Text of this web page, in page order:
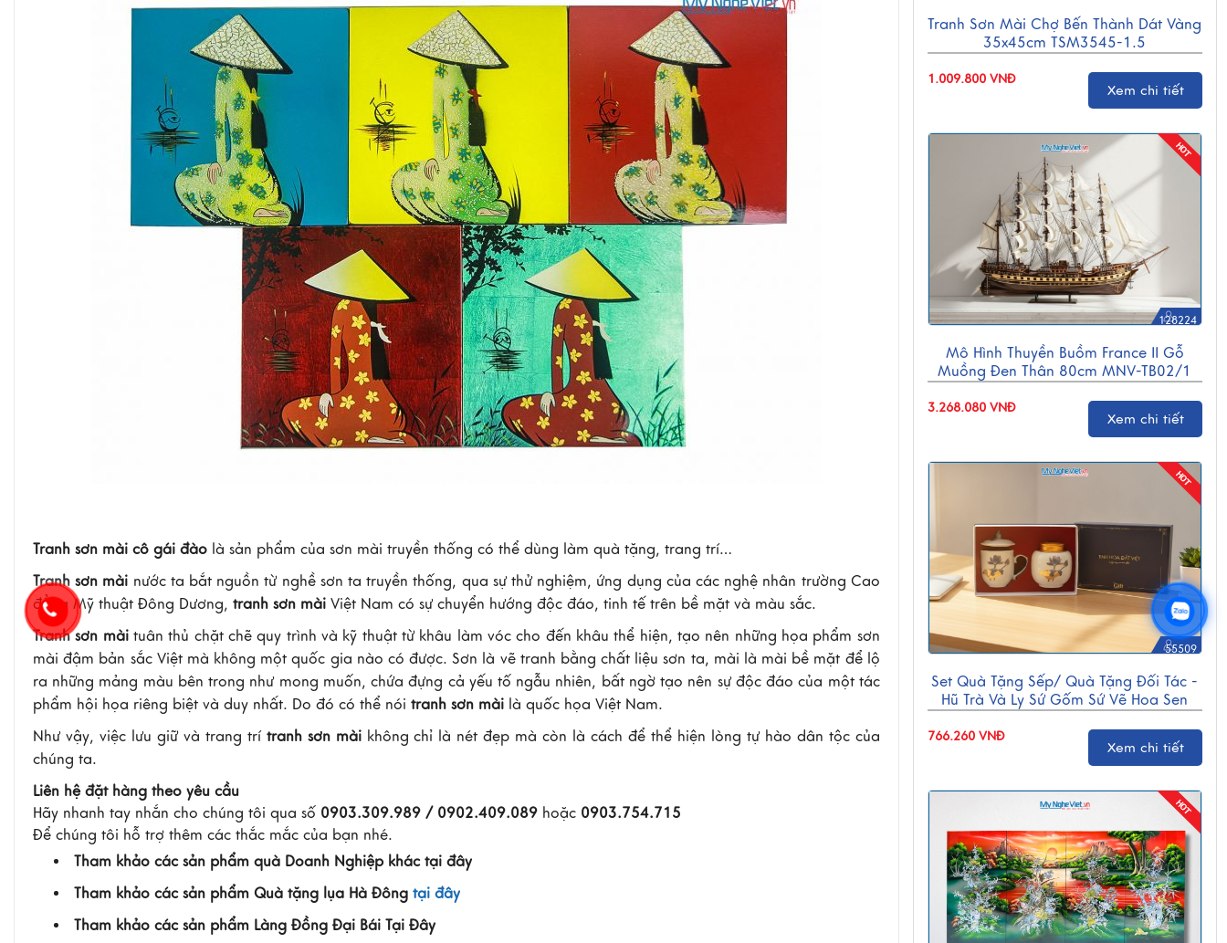
Tranh sơn mài cô gái đào là sản phẩm của sơn mài truyền thống có thể dùng làm quà tặng, trang trí…
Tranh sơn mài nước ta bắt nguồn từ nghề sơn ta truyền thống, qua sự thử nghiệm, ứng dụng của các nghệ nhân trường Cao
đẳng Mỹ thuật Đông Dương, tranh sơn mài Việt Nam có sự chuyển hướng độc đáo, tinh tế trên bề mặt và màu sắc.
Tranh sơn màituân thủ chặt chẽ quy trình và kỹ thuật từ khâu làm vóc cho đến khâu thể hiện, tạo nên những họa phẩm sơn
mài đậm bản sắc Việt mà không một quốc gia nào có được. Sơn là vẽ tranh bằng chất liệu sơn ta, mài là mài bề mặt để lộ
ra những mảng màu bên trong như mong muốn, chứa đựng cả yếu tố ngẫu nhiên, bất ngờ tạo nên sự độc đáo của một tác
phẩm hội họa riêng biệt và duy nhất. Do đó có thể nói tranh sơn mài là quốc họa Việt Nam.
Như vậy, việc lưu giữ và trang trí tranh sơn màikhông chỉ là nét đẹp mà còn là cách để thể hiện lòng tự hào dân tộc của
chúng ta.
Liên hệ đặt hàng theo yêu cầu
Hãy nhanh tay nhắn cho chúng tôi qua số 0903.309.989 / 0902.409.089 hoặc 0903.754.715
Để chúng tôi hỗ trợ thêm các thắc mắc của bạn nhé.
Tham khảo các sản phẩm quà Doanh Nghiệp khác tại đây
Tham khảo các sản phẩm Quà tặng lụa Hà Đông tại đây
Tham khảo các sản phẩm Làng Đồng Đại Bái Tại Đây
Tranh Sơn Mài Chợ Bến Thành Dát Vàng
35x45cm TSM3545-1.5
1.009.800 VNĐ
Xem chi tiết
128224
Mô Hình Thuyền Buồm France II Gỗ
Muồng Đen Thân 80cm MNV-TB02/1
3.268.080 VNĐ
Xem chi tiết
55509
Set Quà Tặng Sếp/ Quà Tặng Đối Tác -
Hũ Trà Và Ly Sứ Gốm Sứ Vẽ Hoa Sen
766.260 VNĐ
Xem chi tiết